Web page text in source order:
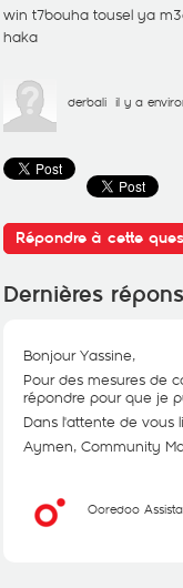
win t7bouha tousel ya
haka
derbali il y a
Répondre à cette
Dernières
Bonjour Yassine,
Pour des mesures de
répondre pour que je
Dans l'attente de vous
Aymen, Community
Ooredoo